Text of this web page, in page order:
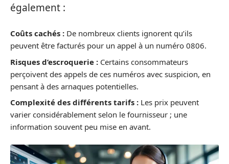
également :
Coûts cachés : De nombreux clients ignorent qu’ils
peuvent être facturés pour un appel à un numéro 0806.
Risques d’escroquerie : Certains consommateurs
perçoivent des appels de ces numéros avec suspicion, en
pensant à des arnaques potentielles.
Complexité des différents tarifs : Les prix peuvent
varier considérablement selon le fournisseur ; une
information souvent peu mise en avant.